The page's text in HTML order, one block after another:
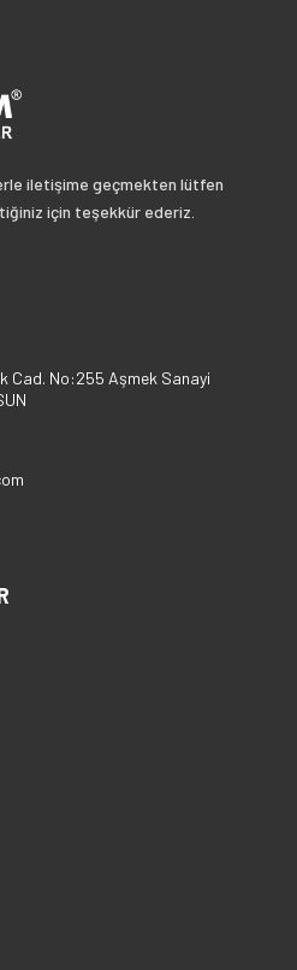
iletişime geçmekten lütfen
için teşekkür ederiz.
Cad. No:255 Aşmek Sanayi